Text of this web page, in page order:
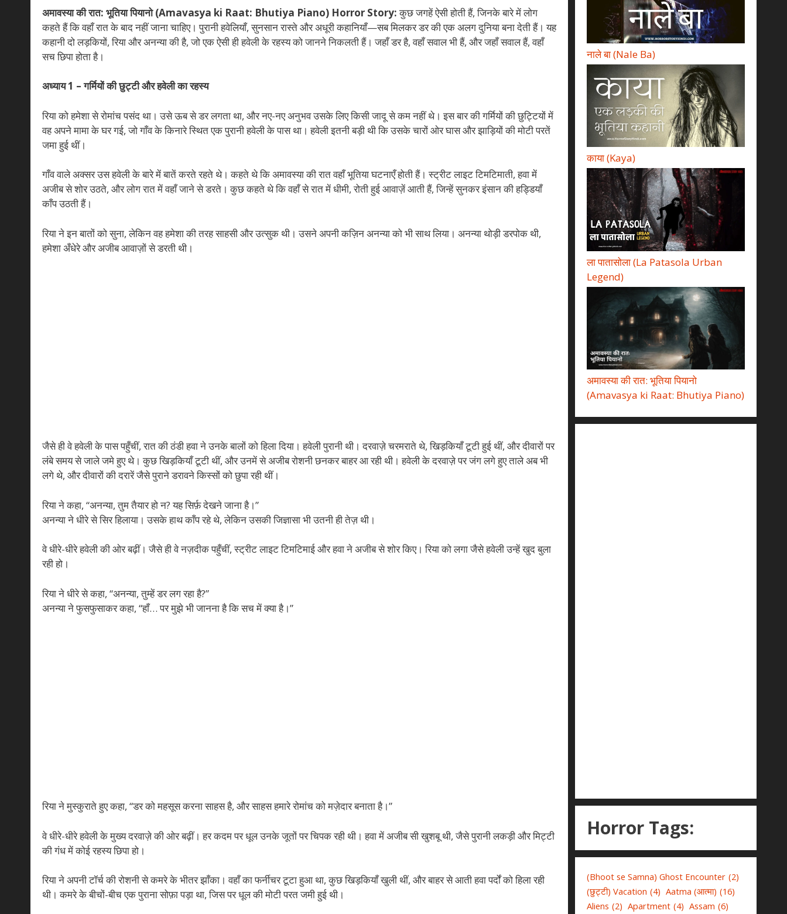
अमावस्या की रात: भूतिया पियानो (Amavasya ki Raat: Bhutiya Piano) Horror Story:कुछ जगहें ऐसी होती हैं, जिनके बारे में लोग
कहते हैं कि वहाँ रात के बाद नहीं जाना चाहिए। पुरानी हवेलियाँ, सुनसान रास्ते और अधूरी कहानियाँ—सब मिलकर डर की एक अलग दुनिया बना देती हैं। यह
कहानी दो लड़कियों, रिया और अनन्या की है, जो एक ऐसी ही हवेली के रहस्य को जानने निकलती हैं। जहाँ डर है, वहाँ सवाल भी हैं, और जहाँ सवाल हैं, वहाँ
सच छिपा होता है।
अध्याय 1 – गर्मियों की छुट्टी और हवेली का रहस्य
रिया को हमेशा से रोमांच पसंद था। उसे ऊब से डर लगता था, और नए-नए अनुभव उसके लिए किसी जादू से कम नहीं थे। इस बार की गर्मियों की छुट्टियों में
वह अपने मामा के घर गई, जो गाँव के किनारे स्थित एक पुरानी हवेली के पास था। हवेली इतनी बड़ी थी कि उसके चारों ओर घास और झाड़ियों की मोटी परतें
जमा हुई थीं।
गाँव वाले अक्सर उस हवेली के बारे में बातें करते रहते थे। कहते थे कि अमावस्या की रात वहाँ भूतिया घटनाएँ होती हैं। स्ट्रीट लाइट टिमटिमाती, हवा में
अजीब से शोर उठते, और लोग रात में वहाँ जाने से डरते। कुछ कहते थे कि वहाँ से रात में धीमी, रोती हुई आवाज़ें आती हैं, जिन्हें सुनकर इंसान की हड्डियाँ
काँप उठती हैं।
रिया ने इन बातों को सुना, लेकिन वह हमेशा की तरह साहसी और उत्सुक थी। उसने अपनी कज़िन अनन्या को भी साथ लिया। अनन्या थोड़ी डरपोक थी,
हमेशा अँधेरे और अजीब आवाज़ों से डरती थी।
जैसे ही वे हवेली के पास पहुँचीं, रात की ठंडी हवा ने उनके बालों को हिला दिया। हवेली पुरानी थी। दरवाज़े चरमराते थे, खिड़कियाँ टूटी हुई थीं, और दीवारों पर
लंबे समय से जाले जमे हुए थे। कुछ खिड़कियाँ टूटी थीं, और उनमें से अजीब रोशनी छनकर बाहर आ रही थी। हवेली के दरवाज़े पर जंग लगे हुए ताले अब भी
लगे थे, और दीवारों की दरारें जैसे पुराने डरावने किस्सों को छुपा रही थीं।
रिया ने कहा, “अनन्या, तुम तैयार हो न? यह सिर्फ़ देखने जाना है।”
अनन्या ने धीरे से सिर हिलाया। उसके हाथ काँप रहे थे, लेकिन उसकी जिज्ञासा भी उतनी ही तेज़ थी।
वे धीरे-धीरे हवेली की ओर बढ़ीं। जैसे ही वे नज़दीक पहुँचीं, स्ट्रीट लाइट टिमटिमाई और हवा ने अजीब से शोर किए। रिया को लगा जैसे हवेली उन्हें खुद बुला
रही हो।
रिया ने धीरे से कहा, “अनन्या, तुम्हें डर लग रहा है?”
अनन्या ने फुसफुसाकर कहा, “हाँ… पर मुझे भी जानना है कि सच में क्या है।”
रिया ने मुस्कुराते हुए कहा, “डर को महसूस करना साहस है, और साहस हमारे रोमांच को मज़ेदार बनाता है।”
वे धीरे-धीरे हवेली के मुख्य दरवाज़े की ओर बढ़ीं। हर कदम पर धूल उनके जूतों पर चिपक रही थी। हवा में अजीब सी खुशबू थी, जैसे पुरानी लकड़ी और मिट्टी
की गंध में कोई रहस्य छिपा हो।
रिया ने अपनी टॉर्च की रोशनी से कमरे के भीतर झाँका। वहाँ का फर्नीचर टूटा हुआ था, कुछ खिड़कियाँ खुली थीं, और बाहर से आती हवा पर्दों को हिला रही
थी। कमरे के बीचों-बीच एक पुराना सोफ़ा पड़ा था, जिस पर धूल की मोटी परत जमी हुई थी।
नाले बा (Nale Ba)
काया (Kaya)
ला पातासोला (La Patasola Urban
Legend)
अमावस्या की रात: भूतिया पियानो
(Amavasya ki Raat: Bhutiya Piano)
Horror Tags:
(Bhoot se Samna) Ghost Encounter (2)
(छुट्टी) Vacation (4) Aatma (आत्मा) (16)
Aliens (2) Apartment (4) Assam (6)